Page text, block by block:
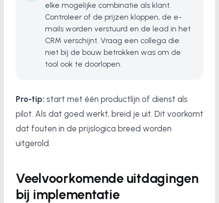
elke mogelijke combinatie als klant.
Controleer of de prijzen kloppen, de e-
mails worden verstuurd en de lead in het
CRM verschijnt. Vraag een collega die
niet bij de bouw betrokken was om de
tool ook te doorlopen.
Pro-tip: start met één productlijn of dienst als
pilot. Als dat goed werkt, breid je uit. Dit voorkomt
dat fouten in de prijslogica breed worden
uitgerold.
Veelvoorkomende uitdagingen
bij implementatie